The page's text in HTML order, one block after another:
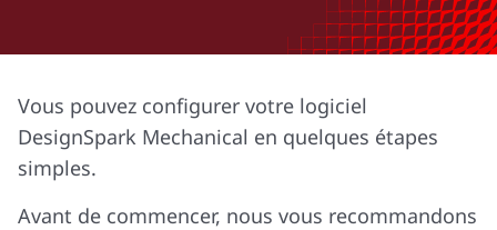
Vous pouvez configurer votre logiciel
DesignSpark Mechanical en quelques étapes
simples.
Avant de commencer, nous vous recommandons